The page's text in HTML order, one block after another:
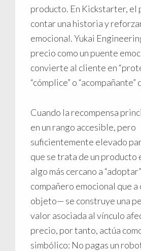
producto. En Kickstarter, el
contar una historia y
emocional. Yukai
precio como un puente
convierte al cliente en
“cómplice” o “acompañante”
Cuando la recompensa
en un rango accesible, pero
suficientemente elevado
que se trata de un producto
algo más cercano a
compañero emocional que a
objeto— se construye una
valor asociada al vínculo
precio, por tanto, actúa
simbólico: No pagas un